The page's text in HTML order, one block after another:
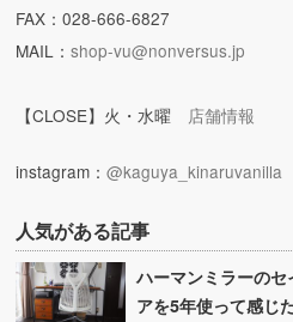
FAX：028-666-6827
MAIL：shop-vu@nonversus.jp
【CLOSE】火・水曜 店舗情報
instagram：@kaguya_kinaruvanilla
人気がある記事
ハーマンミラーのセ
アを5年使って感じ